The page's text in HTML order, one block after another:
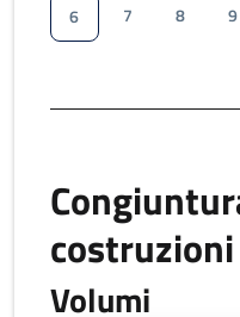
6
7 8 9
Volumi